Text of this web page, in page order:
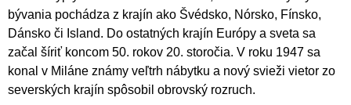
bývania pochádza z krajín ako Švédsko, Nórsko, Fínsko,
Dánsko či Island. Do ostatných krajín Európy a sveta sa
začal šíriť koncom 50. rokov 20. storočia. V roku 1947 sa
konal v Miláne známy veľtrh nábytku a nový svieži vietor zo
severských krajín spôsobil obrovský rozruch.